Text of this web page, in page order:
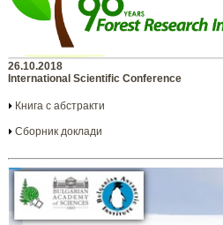
26.10.2018
International Scientific Conference
Книга с абстракти
Сборник доклади